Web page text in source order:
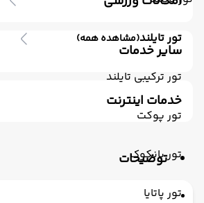
تور تایلند(مشاهده همه)
تور ترکیبی تایلند
تور پوکت
تور بانکوک
تور پاتایا
مینی بار رایگان
صندوق امانات
سشوار
پذیرش 24 ساعته
یخچال
لابی اتاق چمدان سایر خدمات
ترانسفر رفت (استقبال)
مکالمه کارکنان - مسلط به زبان
ترانسفر برگشت (بدرقه)
خدمات اینترنت
اینترنت
توضیحات